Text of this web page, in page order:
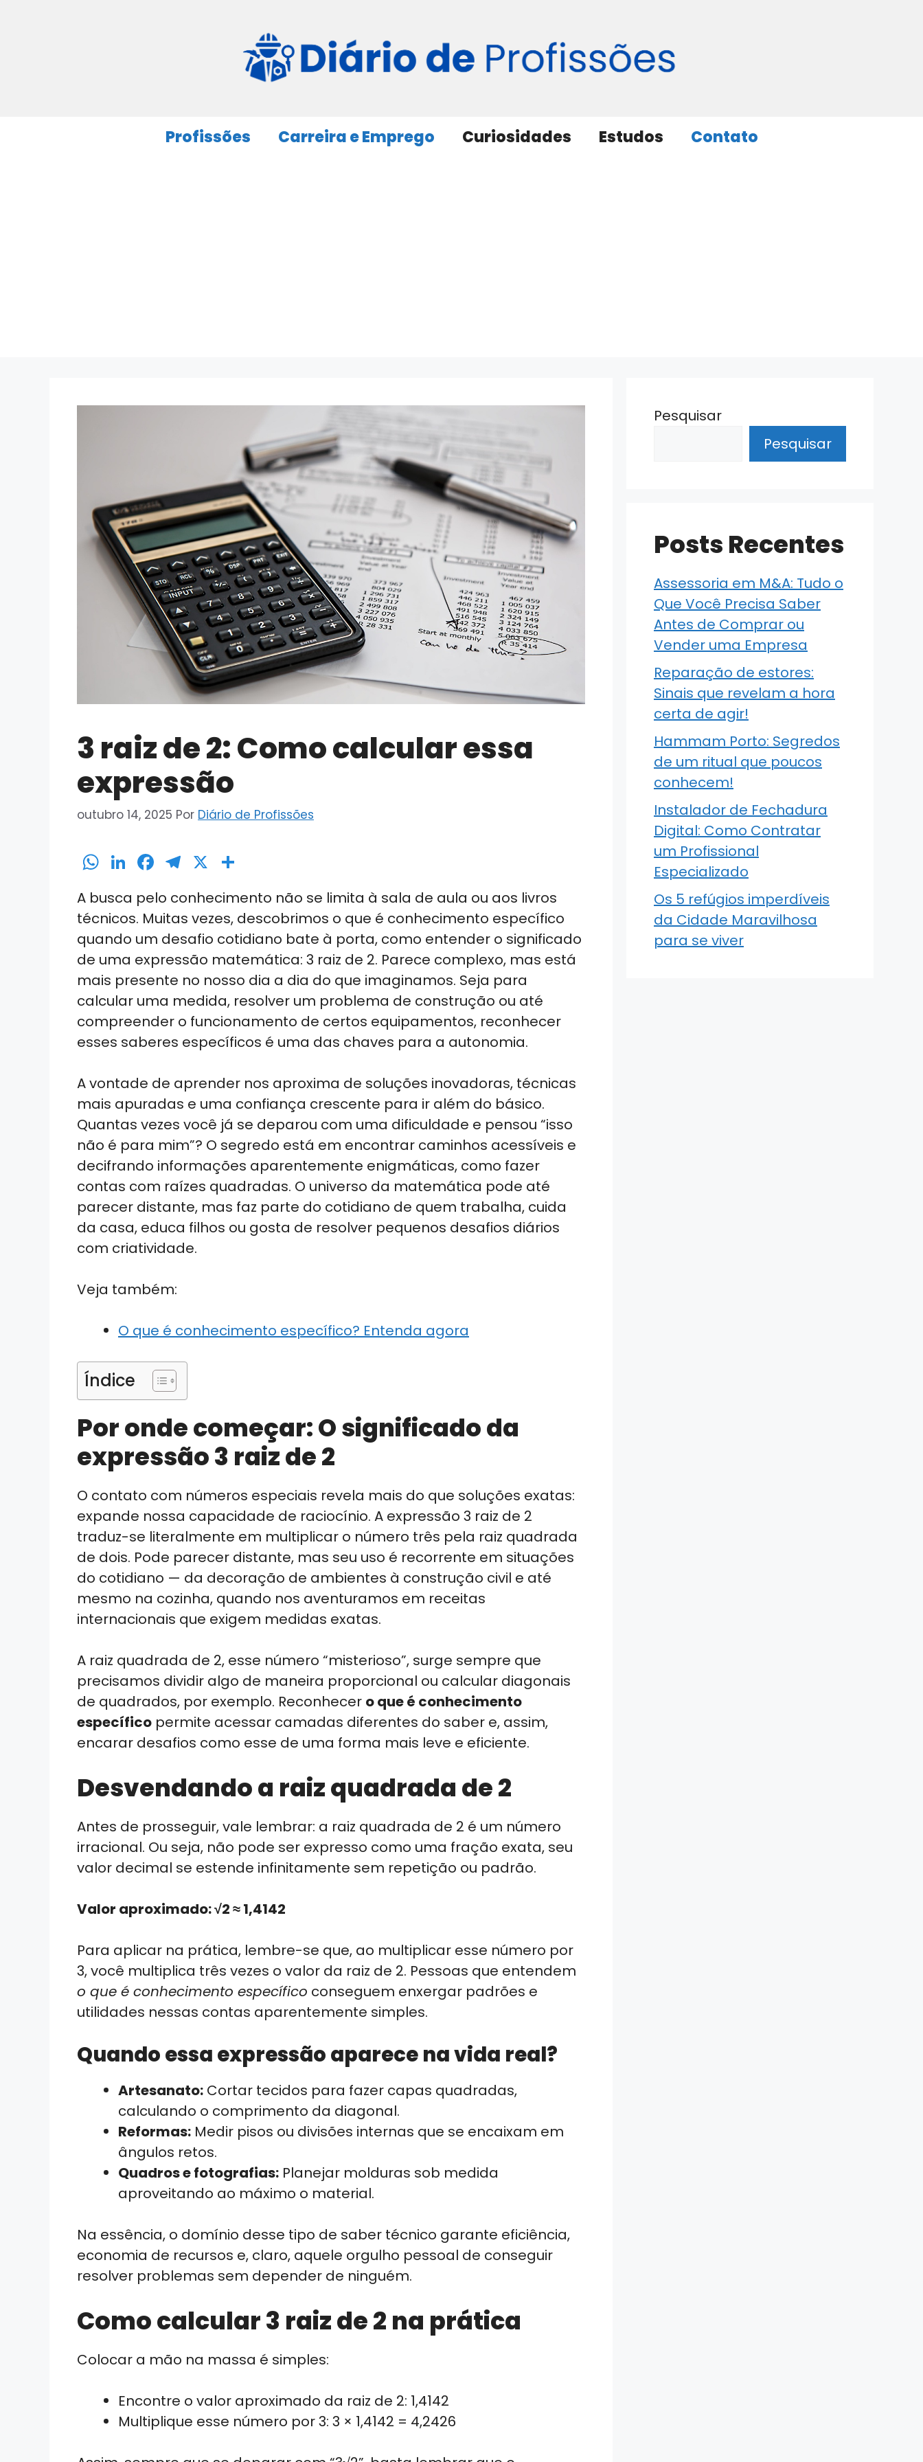
Profissões Carreira e Emprego Curiosidades Estudos Contato
3 raiz de 2: Como calcular essa
expressão
outubro 14, 2025 Por Diário de Profissões
W
a
ts
A
p
p
Li
k
e
dI
n
F
c
e
b
o
o
k
T
e
gr
a
m
X
ar
e
A busca pelo conhecimento não se limita à sala de aula ou aos livros
técnicos. Muitas vezes, descobrimos o que é conhecimento específico
quando um desafio cotidiano bate à porta, como entender o significado
de uma expressão matemática: 3 raiz de 2. Parece complexo, mas está
mais presente no nosso dia a dia do que imaginamos. Seja para
calcular uma medida, resolver um problema de construção ou até
compreender o funcionamento de certos equipamentos, reconhecer
esses saberes específicos é uma das chaves para a autonomia.
A vontade de aprender nos aproxima de soluções inovadoras, técnicas
mais apuradas e uma confiança crescente para ir além do básico.
Quantas vezes você já se deparou com uma dificuldade e pensou “isso
não é para mim”? O segredo está em encontrar caminhos acessíveis e
decifrando informações aparentemente enigmáticas, como fazer
contas com raízes quadradas. O universo da matemática pode até
parecer distante, mas faz parte do cotidiano de quem trabalha, cuida
da casa, educa filhos ou gosta de resolver pequenos desafios diários
com criatividade.
Veja também:
O que é conhecimento específico? Entenda agora
Índice
Por onde começar: O significado da
expressão 3 raiz de 2
O contato com números especiais revela mais do que soluções exatas:
expande nossa capacidade de raciocínio. A expressão 3 raiz de 2
traduz-se literalmente em multiplicar o número três pela raiz quadrada
de dois. Pode parecer distante, mas seu uso é recorrente em situações
do cotidiano — da decoração de ambientes à construção civil e até
mesmo na cozinha, quando nos aventuramos em receitas
internacionais que exigem medidas exatas.
A raiz quadrada de 2, esse número “misterioso”, surge sempre que
precisamos dividir algo de maneira proporcional ou calcular diagonais
de quadrados, por exemplo. Reconhecer o que é conhecimento
específico permite acessar camadas diferentes do saber e, assim,
encarar desafios como esse de uma forma mais leve e eficiente.
Desvendando a raiz quadrada de 2
Antes de prosseguir, vale lembrar: a raiz quadrada de 2 é um número
irracional. Ou seja, não pode ser expresso como uma fração exata, seu
valor decimal se estende infinitamente sem repetição ou padrão.
Valor aproximado: √2 ≈ 1,4142
Para aplicar na prática, lembre-se que, ao multiplicar esse número por
3, você multiplica três vezes o valor da raiz de 2. Pessoas que entendem
o que é conhecimento específico conseguem enxergar padrões e
utilidades nessas contas aparentemente simples.
Quando essa expressão aparece na vida real?
Artesanato: Cortar tecidos para fazer capas quadradas,
calculando o comprimento da diagonal.
Reformas: Medir pisos ou divisões internas que se encaixam em
ângulos retos.
Quadros e fotografias: Planejar molduras sob medida
aproveitando ao máximo o material.
Na essência, o domínio desse tipo de saber técnico garante eficiência,
economia de recursos e, claro, aquele orgulho pessoal de conseguir
resolver problemas sem depender de ninguém.
Como calcular 3 raiz de 2 na prática
Colocar a mão na massa é simples:
Encontre o valor aproximado da raiz de 2: 1,4142
Multiplique esse número por 3: 3 × 1,4142 = 4,2426
Pesquisar
Pesquisar
Posts Recentes
Assessoria em M&A: Tudo o
Que Você Precisa Saber
Antes de Comprar ou
Vender uma Empresa
Reparação de estores:
Sinais que revelam a hora
certa de agir!
Hammam Porto: Segredos
de um ritual que poucos
conhecem!
Instalador de Fechadura
Digital: Como Contratar
um Profissional
Especializado
Os 5 refúgios imperdíveis
da Cidade Maravilhosa
para se viver